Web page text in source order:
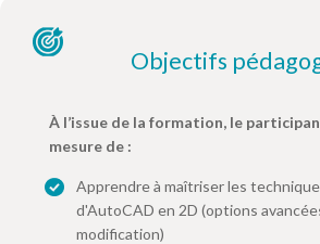
Objectifs
À l’issue de la formation, le
mesure de :
Apprendre à maîtriser les
d'AutoCAD en 2D (options
modification)